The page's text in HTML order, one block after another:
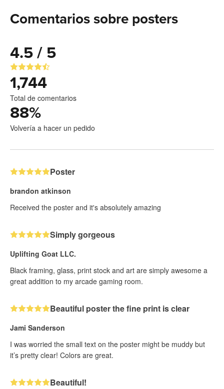
Comentarios sobre posters
4.5 / 5
1,744
Total de comentarios
88%
Volvería a hacer un pedido
Poster
brandon atkinson
Received the poster and it's absolutely amazing
Simply gorgeous
Uplifting Goat LLC.
Black framing, glass, print stock and art are simply awesome a
great addition to my arcade gaming room.
Beautiful poster the fine print is clear
Jami Sanderson
I was worried the small text on the poster might be muddy but
it’s pretty clear! Colors are great.
Beautiful!